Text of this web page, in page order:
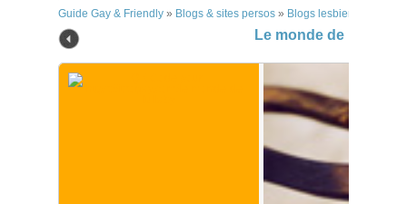
Guide Gay & Friendly » Blogs & sites persos » Blogs lesbiens
Le monde de Lullaby